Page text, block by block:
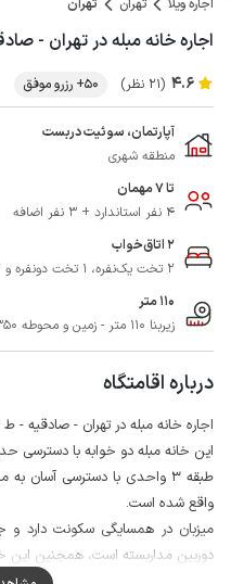
اجاره ویلا تهران تهران
اجاره خانه مبله در تهران -
4.6 (21 نظر) 50+ رزرو موفق
آپارتمان، سوئیت دربست
منطقه شهری
تا 7 مهمان
4 نفر استاندارد + 3 نفر اضافه
2 اتاق‌خواب
2 تخت یک‌نفره، 1 تخت دونفره و 2 دست رختخواب
110 متر
زیربنا 110 متر - زمین و محوطه 350 متر
درباره اقامتگاه
اجاره خانه مبله در تهران - صادقیه - ط 3
واقع شده است.
میزبان در همسایگی سکونت دارد
دوربین مداربسته است، همچنین این